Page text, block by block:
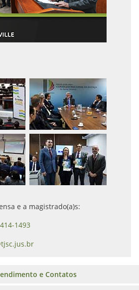
e a magistrado(a)s:
1493
e Contatos